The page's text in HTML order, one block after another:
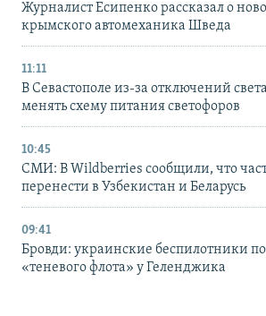
Журналист Есипенко рассказал о
крымского автомеханика Шведа
11:11
В Севастополе из-за отключений
менять схему питания светофоров
10:45
СМИ: В Wildberries сообщили, что
перенести в Узбекистан и Беларусь
09:41
Бровди: украинские беспилотники
«теневого флота» у Геленджика